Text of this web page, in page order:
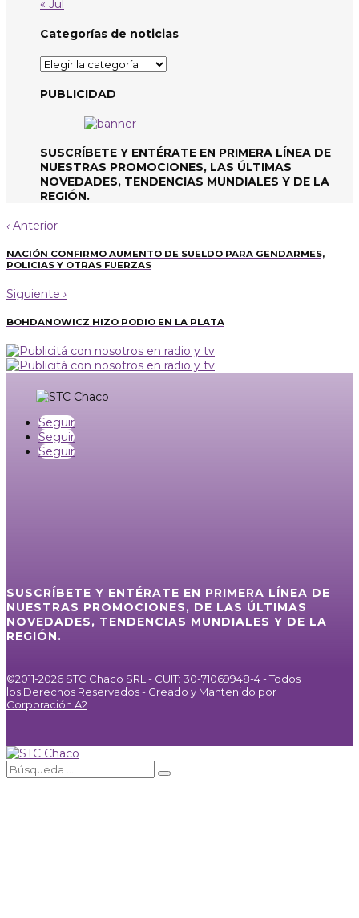
« Jul
Categorías de noticias
Categorías
de
noticias
PUBLICIDAD
SUSCRÍBETE Y ENTÉRATE EN PRIMERA LÍNEA DE
NUESTRAS PROMOCIONES, LAS ÚLTIMAS
NOVEDADES, TENDENCIAS MUNDIALES Y DE LA
REGIÓN.
‹ Anterior
NACIÓN CONFIRMO AUMENTO DE SUELDO PARA GENDARMES,
POLICIAS Y OTRAS FUERZAS
Siguiente ›
BOHDANOWICZ HIZO PODIO EN LA PLATA
Seguir
Seguir
Seguir
SUSCRÍBETE Y ENTÉRATE EN PRIMERA LÍNEA DE
NUESTRAS PROMOCIONES, DE LAS ÚLTIMAS
NOVEDADES, TENDENCIAS MUNDIALES Y DE LA
REGIÓN.
©2011-2026 STC Chaco SRL - CUIT: 30-71069948-4 - Todos
los Derechos Reservados - Creado y Mantenido por
Corporación A2